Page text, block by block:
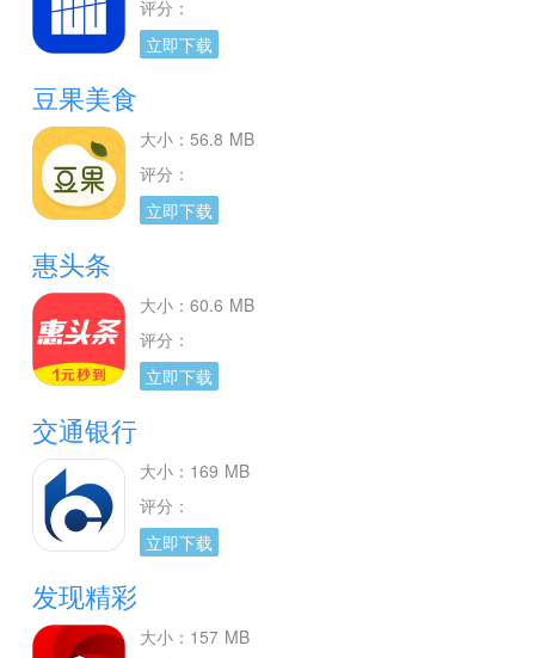
评分：
立即下载
豆果美食
大小：56.8 MB
评分：
立即下载
惠头条
大小：60.6 MB
评分：
立即下载
交通银行
大小：169 MB
评分：
立即下载
发现精彩
大小：157 MB